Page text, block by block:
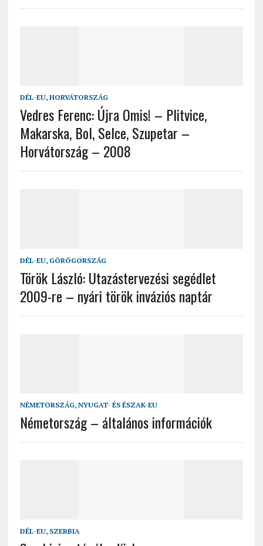
DÉL-EU, HORVÁTORSZÁG
Vedres Ferenc: Újra Omis! – Plitvice,
Makarska, Bol, Selce, Szupetar –
Horvátország – 2008
DÉL-EU, GÖRÖGORSZÁG
Török László: Utazástervezési segédlet
2009-re – nyári török inváziós naptár
NÉMETORSZÁG, NYUGAT- ÉS ÉSZAK-EU
Németország – általános információk
DÉL-EU, SZERBIA